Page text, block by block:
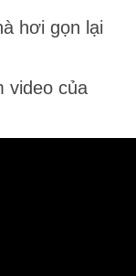
hơi gọn lại
video của